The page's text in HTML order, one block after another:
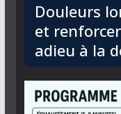
Douleurs
et
adieu à la